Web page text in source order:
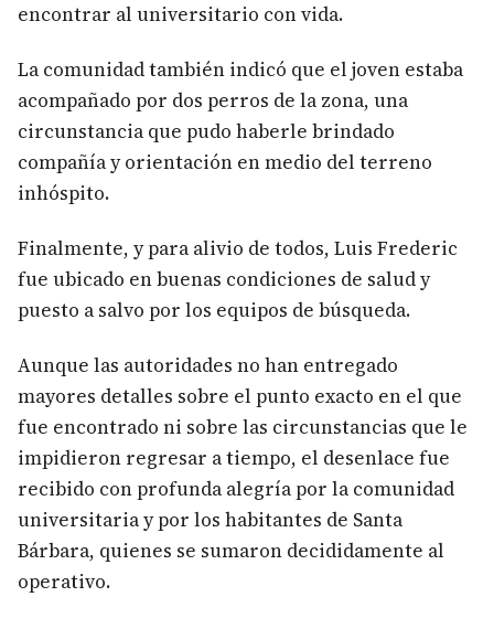
encontrar al universitario con vida.
La comunidad también indicó que el joven estaba
acompañado por dos perros de la zona, una
circunstancia que pudo haberle brindado
compañía y orientación en medio del terreno
inhóspito.
Finalmente, y para alivio de todos, Luis Frederic
fue ubicado en buenas condiciones de salud y
puesto a salvo por los equipos de búsqueda.
Aunque las autoridades no han entregado
mayores detalles sobre el punto exacto en el que
fue encontrado ni sobre las circunstancias que le
impidieron regresar a tiempo, el desenlace fue
recibido con profunda alegría por la comunidad
universitaria y por los habitantes de Santa
Bárbara, quienes se sumaron decididamente al
operativo.